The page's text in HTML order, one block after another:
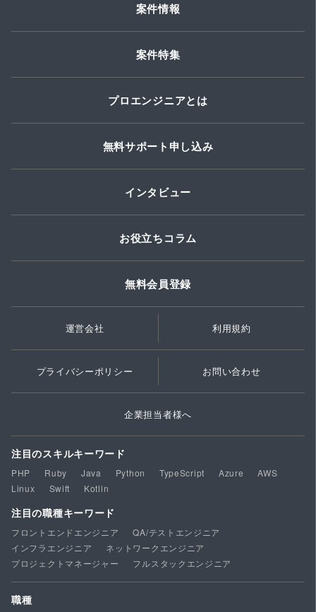
案件情報
案件特集
プロエンジニアとは
無料サポート申し込み
インタビュー
お役立ちコラム
無料会員登録
運営会社 利用規約
プライバシーポリシー お問い合わせ
企業担当者様へ
注目のスキルキーワード
PHP Ruby Java Python TypeScript Azure
AWS
Linux
Swift Kotlin
注目の職種キーワード
フロントエンドエンジニア
QA/テストエンジニア
インフラエンジニア
ネットワークエンジニア
プロジェクトマネージャー
フルスタックエンジニア
職種